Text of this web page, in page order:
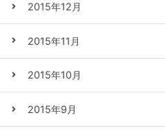
2015年12月
2015年11月
2015年10月
2015年9月